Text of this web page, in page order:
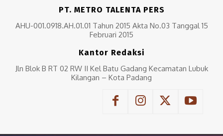
PT. METRO TALENTA PERS
AHU-001.0918.AH.01.01 Tahun 2015 Akta No.03 Tanggal 15
Februari 2015
Kantor Redaksi
Jln Blok B RT 02 RW II Kel Batu Gadang Kecamatan Lubuk
Kilangan – Kota Padang